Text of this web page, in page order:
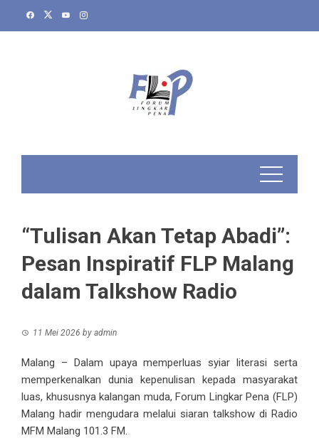
“Tulisan Akan Tetap Abadi”:
Pesan Inspiratif FLP Malang
dalam Talkshow Radio
11 Mei 2026 by admin
Malang – Dalam upaya memperluas syiar literasi serta
memperkenalkan dunia kepenulisan kepada masyarakat
luas, khususnya kalangan muda, Forum Lingkar Pena (FLP)
Malang hadir mengudara melalui siaran talkshow di Radio
MFM Malang 101.3 FM.